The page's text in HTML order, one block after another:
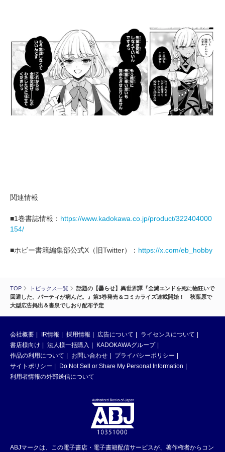
TOP トピックス一覧
話題の【曇らせ】異世界譚『全滅エンドを死に物狂いで
回避した。パーティが病んだ。』第3巻発売＆コミカライズ連載開始！ 秋葉原で
大型広告掲出＆書泉でしおり配布予定
関連情報
■1巻書誌情報： https://www.kadokawa.co.jp/product/322404000
154/
■ホビー書籍編集部公式X（旧Twitter）： https://x.com/eb_hobby
会社概要 IR情報 採用情報 広告について
ライセンスについて
書店様向け
法人様一括購入
KADOKAWAグループ
作品の利用について
お問い合わせ
プライバシーポリシー
サイトポリシー
Do Not Sell or Share My Personal Information
利用者情報の外部送信について
ABJマークは、この電子書店・電子書籍配信サービスが、著作権者からコン